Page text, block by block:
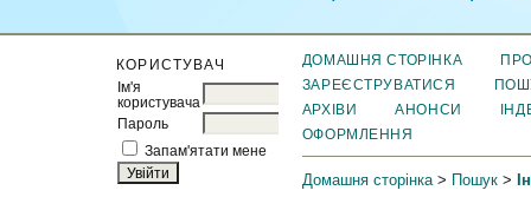
КОРИСТУВАЧ
Ім'я
користувача
Пароль
Запам'ятати мене
ДОМАШНЯ СТОРІНКА
ЗАРЕЄСТРУВАТИСЯ
АРХІВИ
АНОНСИ
ОФОРМЛЕННЯ
Домашня сторінка> Пошук>